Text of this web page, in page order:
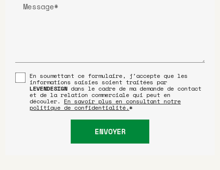
Message*
En soumettant ce formulaire, j'accepte que les
informations saisies soient traitées par
LEVENDESIGN dans le cadre de ma demande de contact
et de la relation commerciale qui peut en
découler. En savoir plus en consultant notre
politique de confidentialité.*